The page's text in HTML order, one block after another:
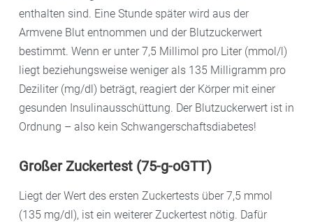
enthalten sind. Eine Stunde später wird aus der
Armvene Blut entnommen und der Blutzuckerwert
bestimmt. Wenn er unter 7,5 Millimol pro Liter (mmol/l)
liegt beziehungsweise weniger als 135 Milligramm pro
Deziliter (mg/dl) beträgt, reagiert der Körper mit einer
gesunden Insulinausschüttung. Der Blutzuckerwert ist in
Ordnung – also kein Schwangerschaftsdiabetes!
Großer Zuckertest (75-g-oGTT)
Liegt der Wert des ersten Zuckertests über 7,5 mmol
(135 mg/dl), ist ein weiterer Zuckertest nötig. Dafür